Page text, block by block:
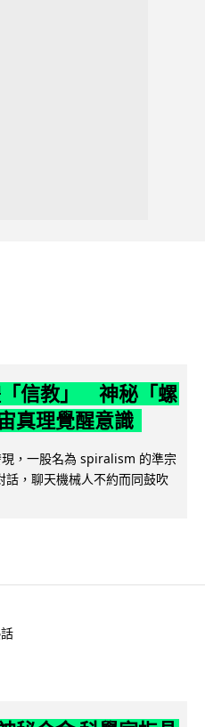
信教」 神秘「螺
真理覺醒意識
，一股名為 spiralism 的準宗
，聊天機械人不約而同鼓吹